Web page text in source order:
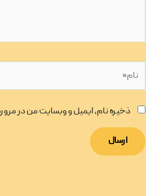
ذخیره نام، ایمیل و وبسایت من در